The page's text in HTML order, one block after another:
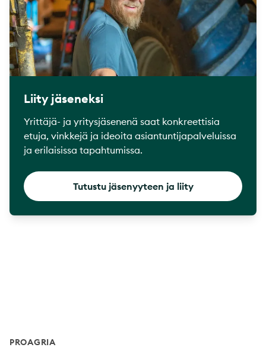
Liity jäseneksi
Yrittäjä- ja yritysjäsenenä saat konkreettisia
etuja, vinkkejä ja ideoita asiantuntijapalveluissa
ja erilaisissa tapahtumissa.
Tutustu jäsenyyteen ja liity
PROAGRIA